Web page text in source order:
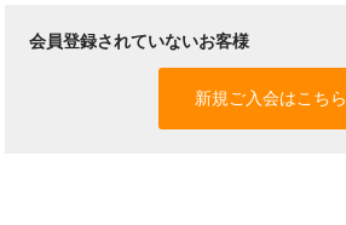
会員登録されていないお客様
新規ご入会はこちら